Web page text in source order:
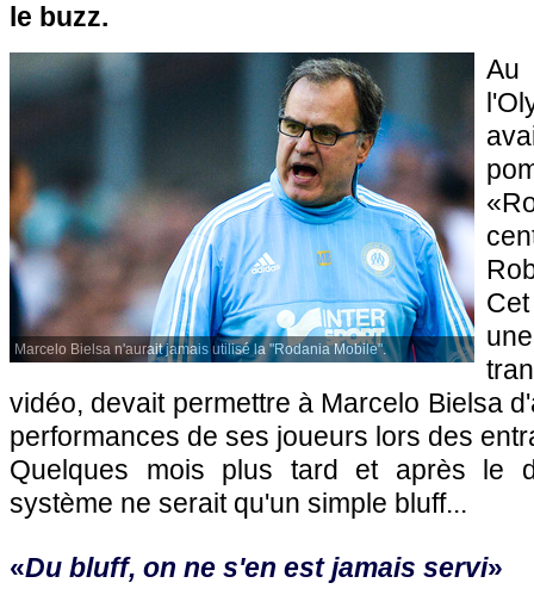
le buzz.
Marcelo Bielsa n'aurait jamais utilisé la "Rodania Mobile".
Au
vidéo, devait permettre à Marcelo Bielsa
performances de ses joueurs lors des
Quelques mois plus tard et après le
système ne serait qu'un simple bluff...
«Du bluff, on ne s'en est jamais servi»